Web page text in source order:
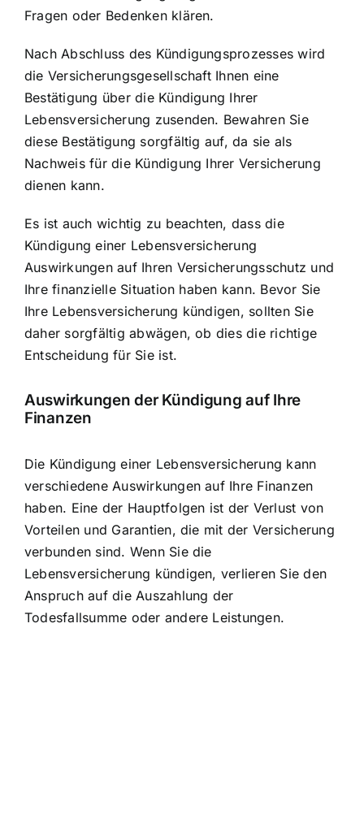
Fragen oder Bedenken klären.
Nach Abschluss des Kündigungsprozesses wird
die Versicherungsgesellschaft Ihnen eine
Bestätigung über die Kündigung Ihrer
Lebensversicherung zusenden. Bewahren Sie
diese Bestätigung sorgfältig auf, da sie als
Nachweis für die Kündigung Ihrer Versicherung
dienen kann.
Es ist auch wichtig zu beachten, dass die
Kündigung einer Lebensversicherung
Auswirkungen auf Ihren Versicherungsschutz und
Ihre finanzielle Situation haben kann. Bevor Sie
Ihre Lebensversicherung kündigen, sollten Sie
daher sorgfältig abwägen, ob dies die richtige
Entscheidung für Sie ist.
Auswirkungen der Kündigung auf Ihre
Finanzen
Die Kündigung einer Lebensversicherung kann
verschiedene Auswirkungen auf Ihre Finanzen
haben. Eine der Hauptfolgen ist der Verlust von
Vorteilen und Garantien, die mit der Versicherung
verbunden sind. Wenn Sie die
Lebensversicherung kündigen, verlieren Sie den
Anspruch auf die Auszahlung der
Todesfallsumme oder andere Leistungen.